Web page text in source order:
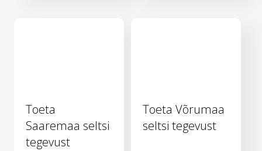
Toeta
Saaremaa seltsi
tegevust
Toeta Võrumaa
seltsi tegevust